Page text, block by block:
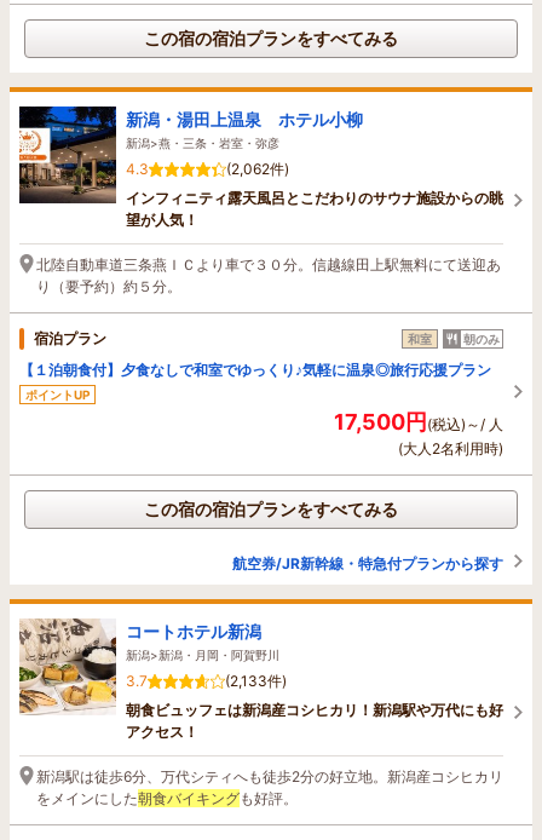
この宿の宿泊プランをすべてみる
新潟・湯田上温泉 ホテル小柳
新潟>燕・三条・岩室・弥彦
4.3
(2,062件)
インフィニティ露天風呂とこだわりのサウナ施設からの眺
望が人気！
北陸自動車道三条燕ＩＣより車で３０分。信越線田上駅無料にて送迎あ
り（要予約）約５分。
宿泊プラン 和室 朝のみ
【１泊朝食付】夕食なしで和室でゆっくり♪気軽に温泉◎旅行応援プラン
ポイントUP
17,500円(税込)～/ 人
(大人2名利用時)
この宿の宿泊プランをすべてみる
航空券/JR新幹線・特急付プランから探す
コートホテル新潟
新潟>新潟・月岡・阿賀野川
3.7
(2,133件)
朝食ビュッフェは新潟産コシヒカリ！新潟駅や万代にも好
アクセス！
新潟駅は徒歩6分、万代シティへも徒歩2分の好立地。新潟産コシヒカリ
をメインにした朝食バイキングも好評。